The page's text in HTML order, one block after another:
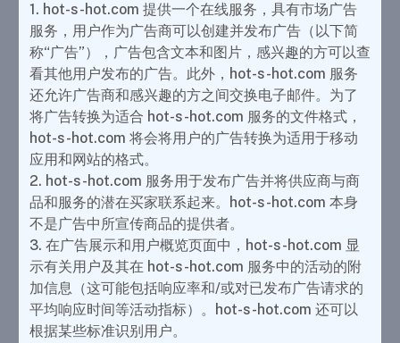
1. hot-s-hot.com 提供一个在线服务，具有市场广告
服务，用户作为广告商可以创建并发布广告（以下简
称“广告”），广告包含文本和图片，感兴趣的方可以查
看其他用户发布的广告。此外，hot-s-hot.com 服务
还允许广告商和感兴趣的方之间交换电子邮件。为了
将广告转换为适合 hot-s-hot.com 服务的文件格式，
hot-s-hot.com 将会将用户的广告转换为适用于移动
应用和网站的格式。
2. hot-s-hot.com 服务用于发布广告并将供应商与商
品和服务的潜在买家联系起来。hot-s-hot.com 本身
不是广告中所宣传商品的提供者。
3. 在广告展示和用户概览页面中，hot-s-hot.com 显
示有关用户及其在 hot-s-hot.com 服务中的活动的附
加信息（这可能包括响应率和/或对已发布广告请求的
平均响应时间等活动指标）。hot-s-hot.com 还可以
根据某些标准识别用户。